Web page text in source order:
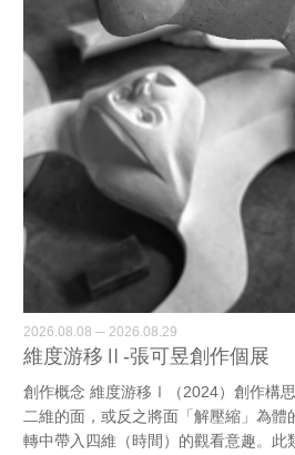
2026.08.08 ─ 2026.08.29
維度游移Ⅱ-張可昱創作個展
創作概念 維度游移Ⅰ（2024）創作構
二維的面，或反之將面「解壓縮」為體
轉中帶入四維（時間）的觀看意趣。此